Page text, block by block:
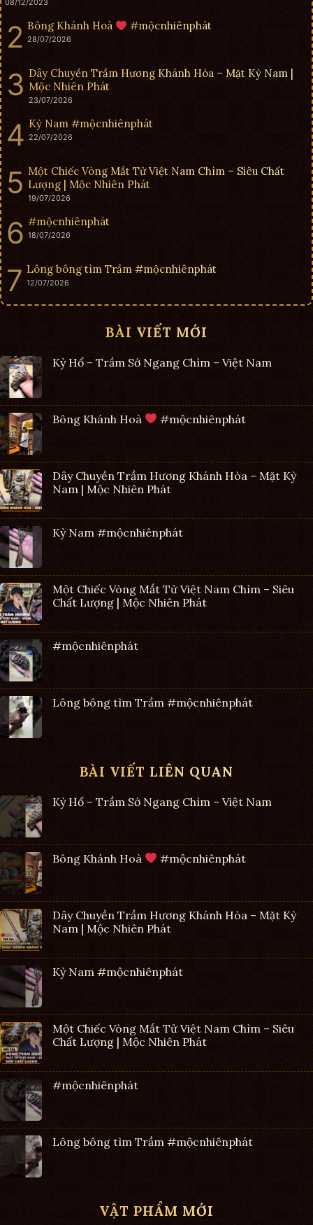
Bông Khánh Hoà #mộcnhiênphát
28/07/2026
Dây Chuyền Trầm Hương Khánh Hòa – Mặt Kỳ Nam |
Mộc Nhiên Phát
23/07/2026
Kỳ Nam #mộcnhiênphát
22/07/2026
Một Chiếc Vòng Mắt Tử Việt Nam Chìm – Siêu Chất
Lượng | Mộc Nhiên Phát
19/07/2026
#mộcnhiênphát
18/07/2026
Lông bông tìm Trầm #mộcnhiênphát
12/07/2026
BÀI VIẾT MỚI
Kỳ Hổ – Trầm Sớ Ngang Chìm – Việt Nam
Bông Khánh Hoà #mộcnhiênphát
Dây Chuyền Trầm Hương Khánh Hòa – Mặt Kỳ
Nam | Mộc Nhiên Phát
Kỳ Nam #mộcnhiênphát
Một Chiếc Vòng Mắt Tử Việt Nam Chìm – Siêu
Chất Lượng | Mộc Nhiên Phát
#mộcnhiênphát
Lông bông tìm Trầm #mộcnhiênphát
BÀI VIẾT LIÊN QUAN
Kỳ Hổ – Trầm Sớ Ngang Chìm – Việt Nam
Bông Khánh Hoà #mộcnhiênphát
Dây Chuyền Trầm Hương Khánh Hòa – Mặt Kỳ
Nam | Mộc Nhiên Phát
Kỳ Nam #mộcnhiênphát
Một Chiếc Vòng Mắt Tử Việt Nam Chìm – Siêu
Chất Lượng | Mộc Nhiên Phát
#mộcnhiênphát
Lông bông tìm Trầm #mộcnhiênphát
VẬT PHẨM MỚI